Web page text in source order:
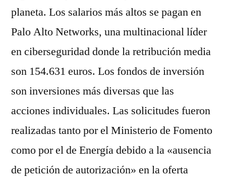
planeta. Los salarios más altos se pagan en
Palo Alto Networks, una multinacional líder
en ciberseguridad donde la retribución media
son 154.631 euros. Los fondos de inversión
son inversiones más diversas que las
acciones individuales. Las solicitudes fueron
realizadas tanto por el Ministerio de Fomento
como por el de Energía debido a la «ausencia
de petición de autorización» en la oferta